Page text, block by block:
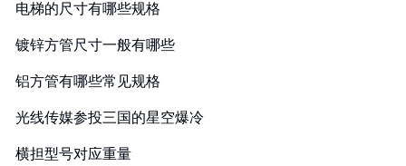
电梯的尺寸有哪些规格
镀锌方管尺寸一般有哪些
铝方管有哪些常见规格
光线传媒参投三国的星空爆冷
横担型号对应重量